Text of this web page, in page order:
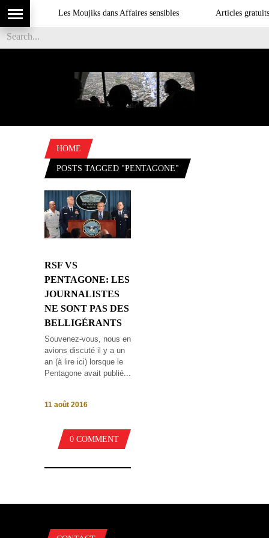
Les Moujiks dans Affaires sensibles Articles
HOME
POSTS TAGGED "PENTAGONE"
RSF VS
PENTAGONE: LES
JOURNALISTES
NE SONT PAS DES
BELLIGÉRANTS
Souvenez-vous, nous en
avions discuté il y a un
an (à lire ici) lorsque le
Pentagone avait publié...
11 août 2016
0 COMMENT